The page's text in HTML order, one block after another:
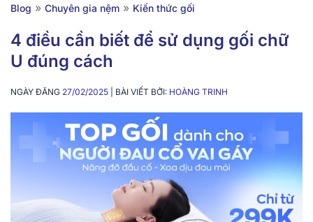
Blog » Chuyên gia nệm » Kiến thức gối
4 điều cần biết để sử dụng gối chữ
U đúng cách
NGÀY ĐĂNG 27/02/2025 | BÀI VIẾT BỞI: HOÀNG TRINH